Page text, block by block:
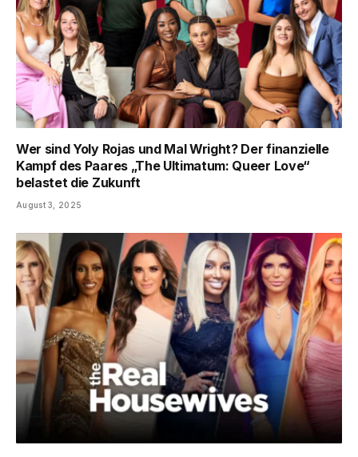
Wer sind Yoly Rojas und Mal Wright? Der finanzielle
Kampf des Paares „The Ultimatum: Queer Love“
belastet die Zukunft
August 3, 2025